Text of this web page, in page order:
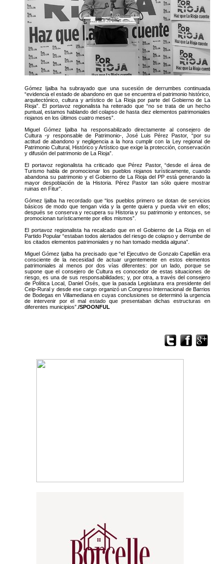
Gómez Ijalba ha subrayado que una sucesión de derrumbes continuada
“evidencia el estado de abandono en que se encuentra el patrimonio histórico,
arquitectónico, cultura y artístico de La Rioja por parte del Gobierno de La
Rioja”. El portavoz regionalista ha reiterado que “no se trata de un hecho
puntual, estamos hablando del colapso de hasta diez elementos patrimoniales
riojanos en los últimos cuatro meses”.
Miguel Gómez Ijalba ha responsabilizado directamente al consejero de
Cultura -y responsable de Patrimonio-, José Luis Pérez Pastor, “por su
actitud de abandono y negligencia a la hora cumplir con la Ley regional de
Patrimonio Cultural, Histórico y Artístico que exige la protección, conservación
y difusión del patrimonio de La Rioja”.
El portavoz regionalista ha criticado que Pérez Pastor, “desde el área de
Turismo habla de promocionar los pueblos riojanos turísticamente, cuando
abandona su patrimonio y el Gobierno de La Rioja del PP está generando la
mayor despoblación de la Historia. Pérez Pastor tan sólo quiere mostrar
ruinas en Fitur”.
Gómez Ijalba ha recordado que “los pueblos primero se dotan de servicios
básicos de modo que tengan vida y la gente quiera y pueda vivir en ellos;
después se conserva y recupera su Historia y su patrimonio y entonces, se
promocionan turísticamente por ellos mismos”.
El portavoz regionalista ha recalcado que en el Gobierno de La Rioja en el
Partido Popular “estaban todos alertados del riesgo de colapso y derrumbe de
los citados elementos patrimoniales y no han tomado medida alguna”.
Miguel Gómez Ijalba ha precisado que “el Ejecutivo de Gonzalo Capellán era
consciente de la necesidad de actuar urgentemente en estos elementos
patrimoniales al menos por dos vías diferentes: por un lado, porque se
supone que el consejero de Cultura es conocedor de estas situaciones de
riesgo, es una de sus responsabilidades; y, por otra, a través del consejero
de Política Local, Daniel Osés, que la pasada Legislatura era presidente del
Ceip-Rural y desde ese cargo organizó un Congreso Internacional de Barrios
de Bodegas en Villamediana en cuyas conclusiones se determinó la urgencia
de intervenir por el mal estado que presentaban dichas estructuras en
diferentes municipios”. /SPOONFUL